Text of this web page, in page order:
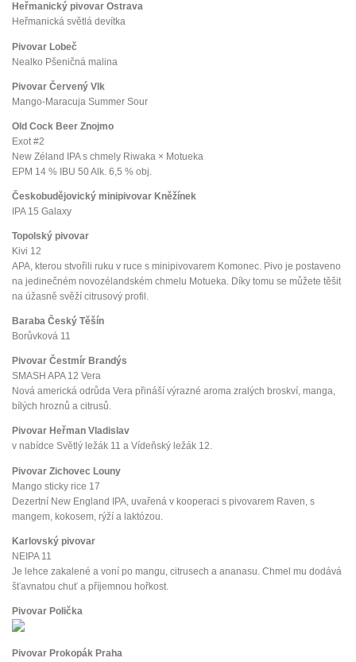
Heřmanický pivovar Ostrava
Heřmanická světlá devítka
Pivovar Lobeč
Nealko Pšeničná malina
Pivovar Červený Vlk
Mango-Maracuja Summer Sour
Old Cock Beer Znojmo
Exot #2
New Zéland IPA s chmely Riwaka × Motueka
EPM 14 % IBU 50 Alk. 6,5 % obj.
Českobudějovický minipivovar Kněžínek
IPA 15 Galaxy
Topolský pivovar
Kivi 12
APA, kterou stvořili ruku v ruce s minipivovarem Komonec. Pivo je postaveno
na jedinečném novozélandském chmelu Motueka. Díky tomu se můžete těšit
na úžasně svěží citrusový profil.
Baraba Český Těšín
Borůvková 11
Pivovar Čestmír Brandýs
SMASH APA 12 Vera
Nová americká odrůda Vera přináší výrazné aroma zralých broskví, manga,
bílých hroznů a citrusů.
Pivovar Heřman Vladislav
v nabídce Světlý ležák 11 a Vídeňský ležák 12.
Pivovar Zichovec Louny
Mango sticky rice 17
Dezertní New England IPA, uvařená v kooperaci s pivovarem Raven, s
mangem, kokosem, rýží a laktózou.
Karlovský pivovar
NEIPA 11
Je lehce zakalené a voní po mangu, citrusech a ananasu. Chmel mu dodává
šťavnatou chuť a příjemnou hořkost.
Pivovar Polička
Pivovar Prokopák Praha